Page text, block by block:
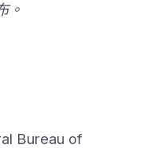
。
Bureau of